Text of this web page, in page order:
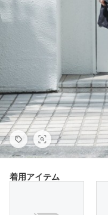
着用アイテム